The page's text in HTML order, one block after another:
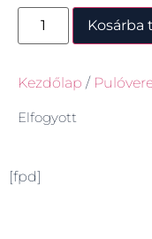
Kosárba
Kezdőlap /
Elfogyott
[fpd]